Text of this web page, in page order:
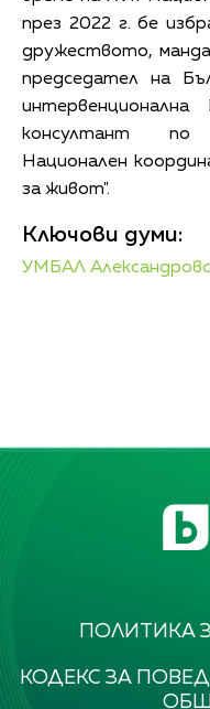
през 2022 г. бе
дружеството,
председател на
интервенционална
консултант по
Национален
за живот".
Ключови думи:
УМБАЛ
ПОЛИТИКА
КОДЕКС ЗА